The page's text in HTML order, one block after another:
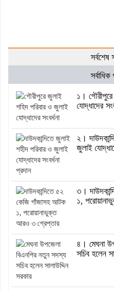
সর্বশেষ
১।
যোদ্ধাদের
২।
জুলাই
৩।
১,
৪। মেঘনা
সচিব হলেন